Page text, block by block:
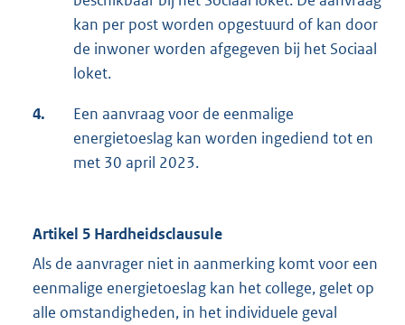
kan per post worden opgestuurd of kan door
de inwoner worden afgegeven bij het Sociaal
loket.
4.
Een aanvraag voor de eenmalige
energietoeslag kan worden ingediend tot en
met 30 april 2023.
Artikel 5 Hardheidsclausule
Als de aanvrager niet in aanmerking komt voor een
eenmalige energietoeslag kan het college, gelet op
alle omstandigheden, in het individuele geval